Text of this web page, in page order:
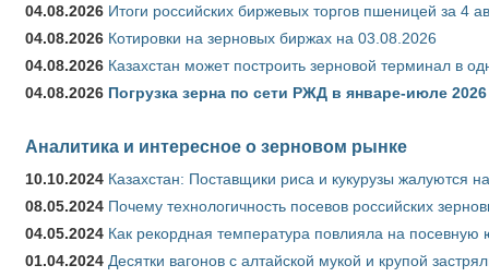
04.08.2026 Итоги российских биржевых торгов пшеницей за 4
04.08.2026 Котировки на зерновых биржах на 03.08.2026
04.08.2026 Казахстан может построить зерновой терминал в
04.08.2026 Погрузка зерна по сети РЖД в январе-июле
Аналитика и интересное о зерновом рынке
10.10.2024 Казахстан: Поставщики риса и кукурузы жалуются
08.05.2024 Почему технологичность посевов российских
04.05.2024 Как рекордная температура повлияла на
01.04.2024 Десятки вагонов с алтайской мукой и крупой